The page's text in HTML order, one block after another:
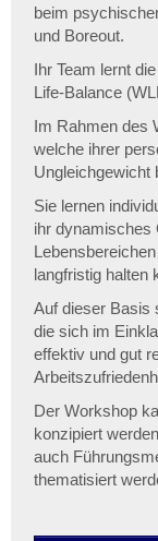
beim
und Boreout.
Ihr Team lernt
Life-Balance
Im Rahmen des
welche ihrer
Ungleichgewicht
Sie lernen
ihr dynamisches
langfristig halten
Auf dieser Basis
die sich im
effektiv und gut
Der Workshop
konzipiert
auch
thematisiert